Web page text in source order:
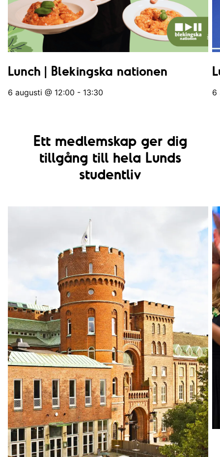
Lunch | Blekingska nationen
6 augusti @ 12:00 - 13:30 6
Ett medlemskap ger dig
tillgång till hela Lunds
studentliv